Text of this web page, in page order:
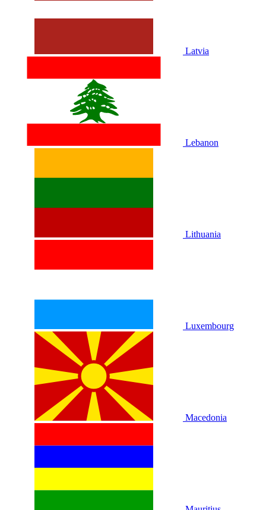
Latvia
Lebanon
Lithuania
Luxembourg
Macedonia